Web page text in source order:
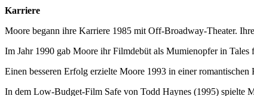
Karriere
Moore begann ihre Karriere 1985 mit Off-Broadway-Theater.
Im Jahr 1990 gab Moore ihr Filmdebüt als Mumienopfer in
Einen besseren Erfolg erzielte Moore 1993 in einer
In dem Low-Budget-Film Safe von Todd Haynes (1995) spielte